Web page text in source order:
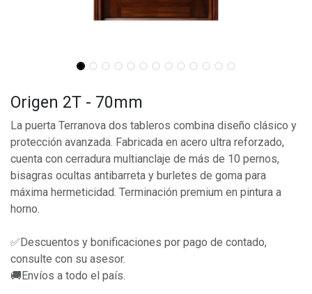
Origen 2T - 70mm
La puerta Terranova dos tableros combina diseño clásico y
protección avanzada. Fabricada en acero ultra reforzado,
cuenta con cerradura multianclaje de más de 10 pernos,
bisagras ocultas antibarreta y burletes de goma para
máxima hermeticidad. Terminación premium en pintura a
horno.
✅Descuentos y bonificaciones por pago de contado,
consulte con su asesor.
🚚Envíos a todo el país.